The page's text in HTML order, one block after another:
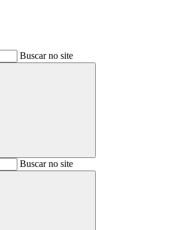
Buscar no site
BuscarBuscar no site